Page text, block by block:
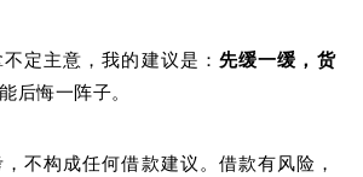
定主意，我的建议是： 先缓一缓，货
后悔一阵子。
不构成任何借款建议。借款有风险，